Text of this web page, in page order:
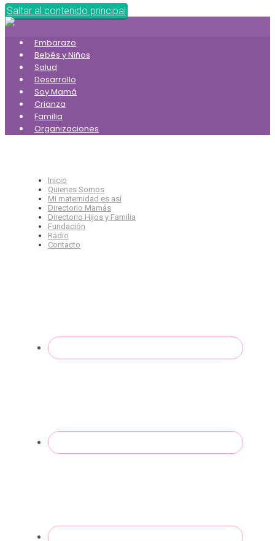
Saltar al contenido principal
Embarazo
Bebés y Niños
Salud
Desarrollo
Soy Mamá
Crianza
Familia
Organizaciones
Inicio
Quienes Somos
Mi maternidad es así
Directorio Mamás
Directorio Hijos y Familia
Fundación
Radio
Contacto